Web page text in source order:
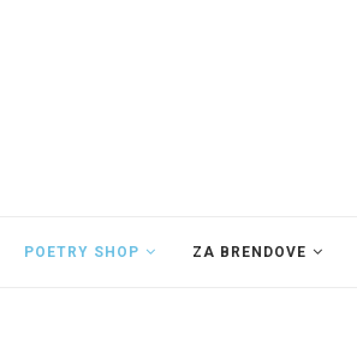
POETRY SHOP ZA BRENDOVE